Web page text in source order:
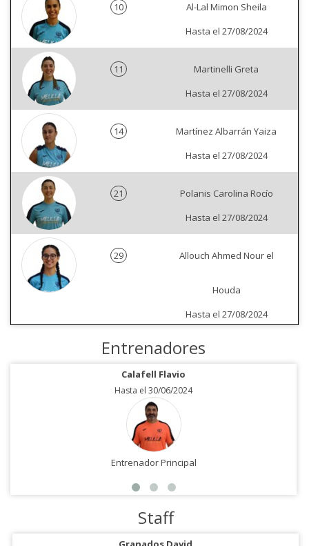
10
Al-Lal Mimon Sheila
Hasta el 27/08/2024
11
Martinelli Greta
Hasta el 27/08/2024
14
Martínez Albarrán Yaiza
Hasta el 27/08/2024
21
Polanis Carolina Rocío
Hasta el 27/08/2024
29 Allouch Ahmed Nour el
Houda
Hasta el 27/08/2024
Entrenadores
Calafell Flavio
Hasta el 30/06/2024
Entrenador Principal
Staff